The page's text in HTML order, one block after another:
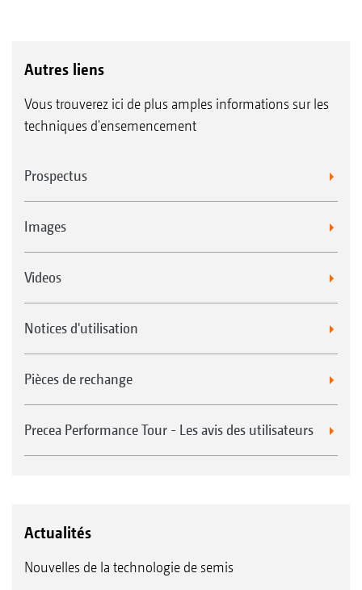
Autres liens
Vous trouverez ici de plus amples informations sur les
techniques d'ensemencement
Prospectus
Images
Videos
Notices d'utilisation
Pièces de rechange
Precea Performance Tour - Les avis des utilisateurs
Actualités
Nouvelles de la technologie de semis